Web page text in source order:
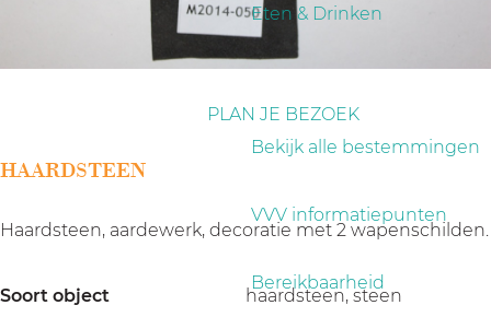
e
Eten & Drinken
PLAN JE BEZOEK
Bekijk alle bestemmingen
VVV informatiepunten
Bereikbaarheid
HAARDSTEEN
Haardsteen, aardewerk, decoratie met 2 wapenschilden.
Soort object
haardsteen, steen